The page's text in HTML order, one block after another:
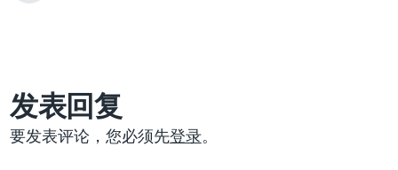
篇
发表回复
要发表评论，您必须先登录。